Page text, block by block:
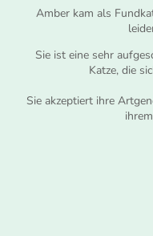
Amber kam als
Sie ist eine sehr
Katze, die
Sie akzeptiert ihre